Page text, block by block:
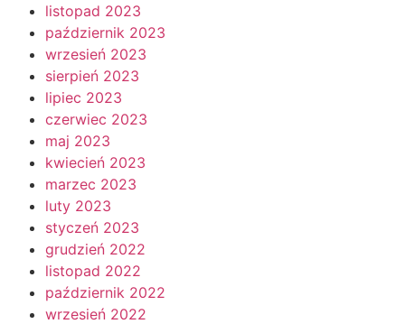
listopad 2023
październik 2023
wrzesień 2023
sierpień 2023
lipiec 2023
czerwiec 2023
maj 2023
kwiecień 2023
marzec 2023
luty 2023
styczeń 2023
grudzień 2022
listopad 2022
październik 2022
wrzesień 2022